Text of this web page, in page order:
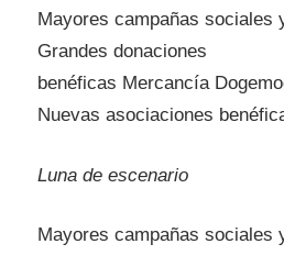
Mayores campañas sociales
Grandes donaciones
benéficas Mercancía
Nuevas asociaciones
Luna de escenario
Mayores campañas sociales